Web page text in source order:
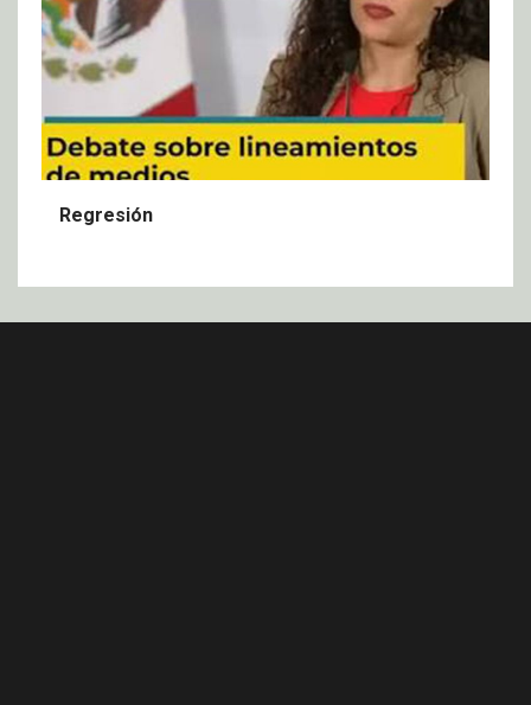
Regresión